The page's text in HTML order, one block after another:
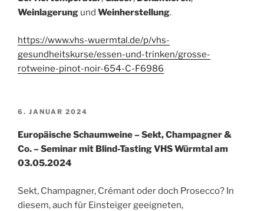
Weinlagerung und Weinherstellung.
https://www.vhs-wuermtal.de/p/vhs-
gesundheitskurse/essen-und-trinken/grosse-
rotweine-pinot-noir-654-C-F6986
VERÖFFENTLICHT
6. JANUAR 2024
Europäische Schaumweine – Sekt, Champagner &
Co. – Seminar mit Blind-Tasting VHS Würmtal am
03.05.2024
Sekt, Champagner, Crémant oder doch Prosecco? In
diesem, auch für Einsteiger geeigneten,